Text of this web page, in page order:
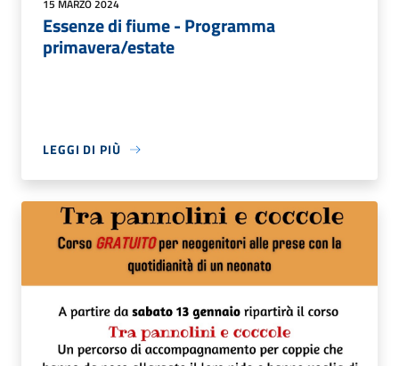
15 MARZO 2024
Essenze di fiume - Programma
primavera/estate
LEGGI DI PIÙ